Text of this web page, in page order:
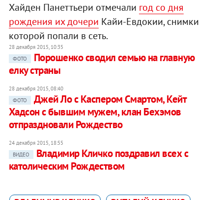
Хайден Панеттьери отмечали год со дня
рождения их дочери Кайи-Евдокии, снимки
которой попали в сеть.
28 декабря 2015, 10:35
ФОТО
Порошенко сводил семью на главную
елку страны
28 декабря 2015, 08:40
ФОТО
Джей Ло с Каспером Смартом, Кейт
Хадсон с бывшим мужем, клан Бехэмов
отпраздновали Рождество
24 декабря 2015, 18:55
ВИДЕО
Владимир Кличко поздравил всех с
католическим Рождеством